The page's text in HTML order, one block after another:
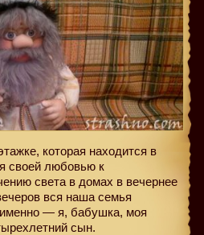
которая находится в
своей любовью к
света в домах в вечернее
вся наша семья
— я, бабушка, моя
сын.